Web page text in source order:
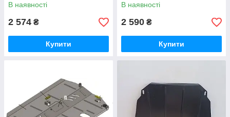
В наявності
2 574 ₴
Купити
В наявності
2 590 ₴
Купити